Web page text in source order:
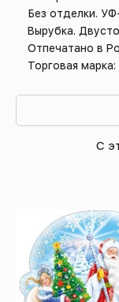
Без отделки.
Вырубка.
Отпечатано в
Торговая
С